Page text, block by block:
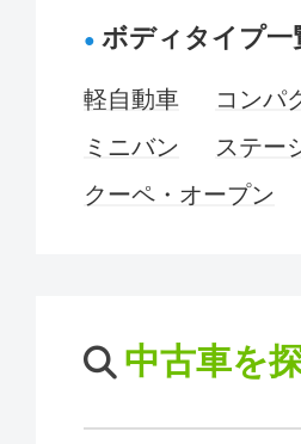
ボディタイプ一
軽自動車
コンパ
ミニバン
ステー
クーペ・オープン
中古車を